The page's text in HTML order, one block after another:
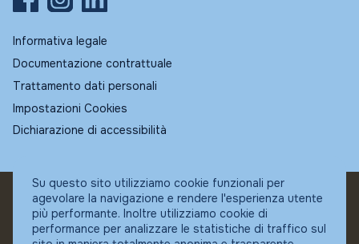
Informativa legale
Documentazione contrattuale
Trattamento dati personali
Impostazioni Cookies
Dichiarazione di accessibilità
© Fundstore
Collocatore autorizzato:
Banca Ifigest SpA
Su questo sito utilizziamo cookie funzionali per
agevolare la navigazione e rendere l'esperienza utente
più performante. Inoltre utilizziamo cookie di
performance per analizzare le statistiche di traffico sul